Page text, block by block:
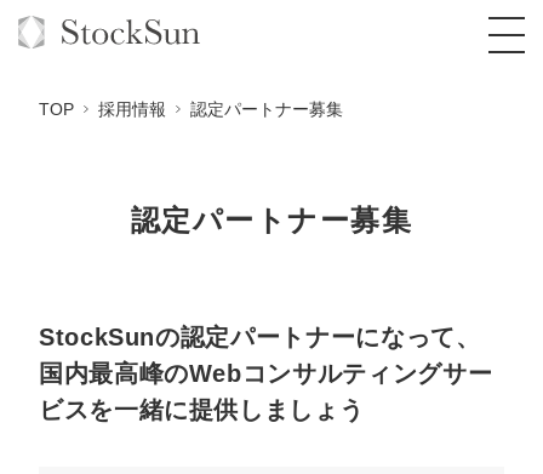
オーダーメイド支援
コンサルタント一覧
品質ガイドライン
定額制Webマーケティング代行『マキトルく
ん』
定額制営業代行『カリトルくん』
オリジナルサービス
格安でAI導入支援『あいのりAI』
実績
オンラインサロン
StockSun道場
TOP 採用情報 認定パートナー募集
認定パートナー募集
StockSunの認定パートナーになって、
国内最高峰のWebコンサルティングサー
ビスを一緒に提供しましょう